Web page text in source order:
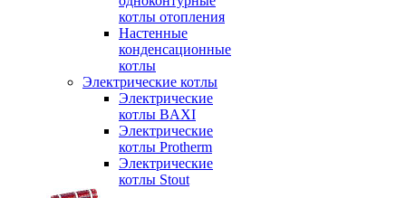
котлы отопления
Настенные
конденсационные
котлы
Электрические котлы
Электрические
котлы BAXI
Электрические
котлы Protherm
Электрические
котлы Stout